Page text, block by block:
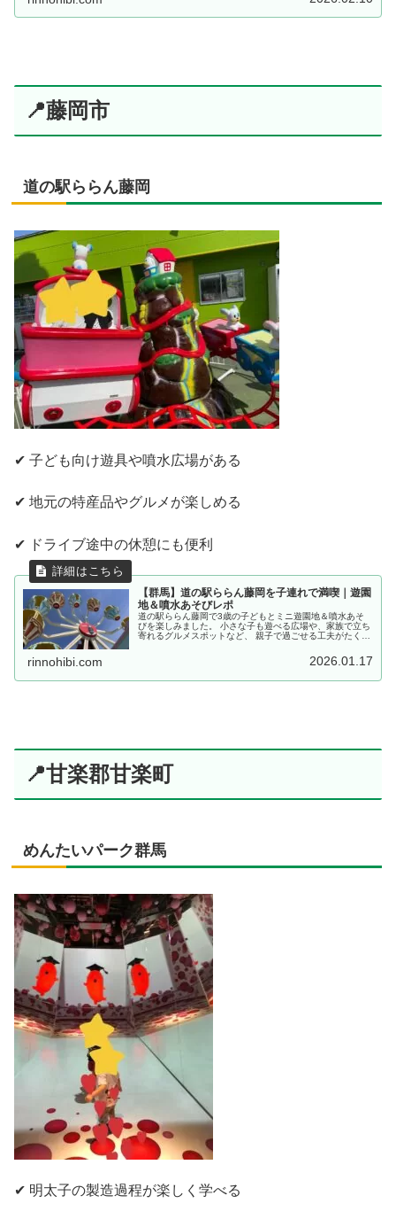
📍藤岡市
道の駅ららん藤岡
✔ 子ども向け遊具や噴水広場がある
✔ 地元の特産品やグルメが楽しめる
✔ ドライブ途中の休憩にも便利
【群馬】道の駅ららん藤岡を子連れで満喫｜遊園
地＆噴水あそびレポ
道の駅ららん藤岡で3歳の子どもとミニ遊園地＆噴水あそ
びを楽しみました。 小さな子も遊べる広場や、家族で立ち
寄れるグルメスポットなど、 親子で過ごせる工夫がたくさ
rinnohibi.com 2026.01.17
📍甘楽郡甘楽町
めんたいパーク群馬
✔ 明太子の製造過程が楽しく学べる